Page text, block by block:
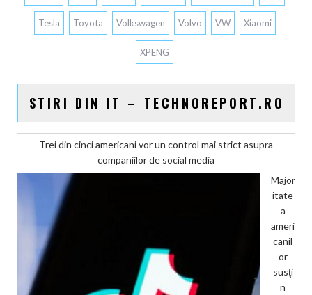
Tesla Toyota Volkswagen Volvo VW Xiaomi
XPENG
STIRI DIN IT – TECHNOREPORT.RO
Trei din cinci americani vor un control mai strict asupra
companiilor de social media
Major
itate
a
ameri
canil
or
susţi
n